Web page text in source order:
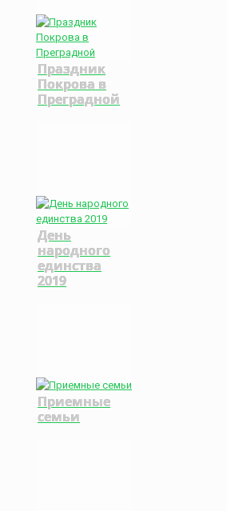
Праздник
Покрова в
Преградной
День
народного
единства
2019
Приемные
семьи